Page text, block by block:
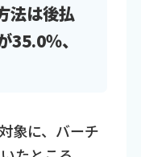
法は後払
35.0％、
象に、バーチ